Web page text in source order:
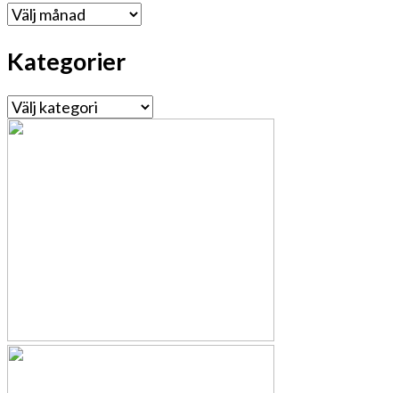
Arkiv
Kategorier
Kategorier